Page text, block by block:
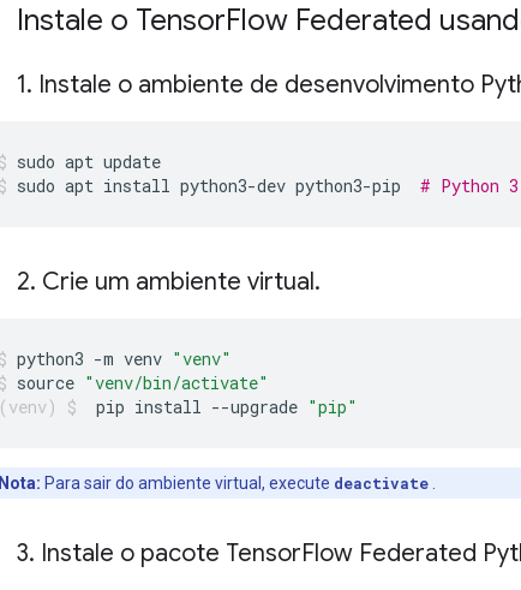
Instale o TensorFlow Federated
1. Instale o ambiente de desenvolvimento
sudo apt update
sudo apt install python3-dev python3-pip # Python 3
2. Crie um ambiente virtual.
python3 -m venv "venv"
source "venv/bin/activate"
pip install --upgrade "pip"
Nota: Para sair do ambiente virtual, execute deactivate
3. Instale o pacote TensorFlow Federated